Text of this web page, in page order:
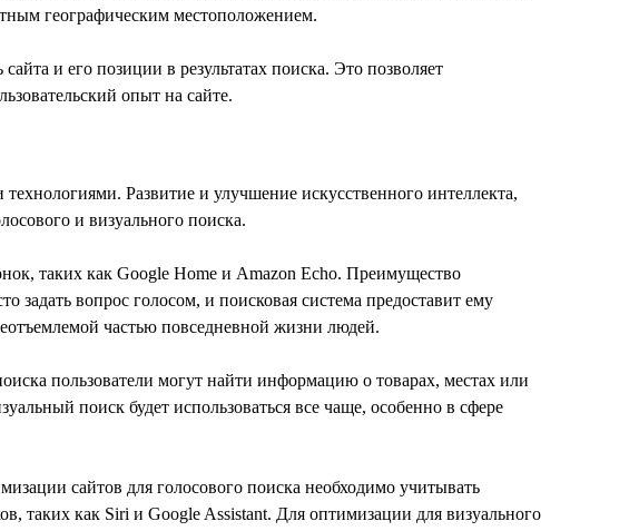
географическим местоположением.
и его позиции в результатах поиска. Это позволяет
опыт на сайте.
Развитие и улучшение искусственного интеллекта,
и визуального поиска.
таких как Google Home и Amazon Echo. Преимущество
задать вопрос голосом, и поисковая система предоставит ему
частью повседневной жизни людей.
пользователи могут найти информацию о товарах, местах или
поиск будет использоваться все чаще, особенно в сфере
сайтов для голосового поиска необходимо учитывать
таких как Siri и Google Assistant. Для оптимизации для визуального